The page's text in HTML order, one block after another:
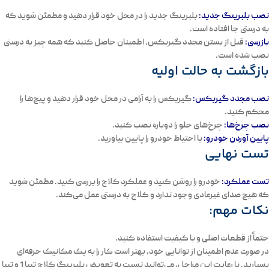
نصب بلبرینگ جدید:بلبرینگ جدید را در محل خود قرار دهید و مطمئن شوید که
به درستی جا افتاده است.
بازرسی: قبل از بستن مجدد گیربکس، اطمینان حاصل کنید که همه چیز به درستی
نصب شده است.
بازگشت به حالت اولیه
نصب مجدد گیربکس:گیربکس را به آرامی در محل خود قرار دهید و پیچ‌ها را
محکم کنید.
نصب چرخ‌ها: چرخ‌های جلو را دوباره نصب کنید.
پایین آوردن خودرو:با احتیاط خودرو را پایین بیاورید.
تست نهایی
تست عملکرد: خودرو را روشن کنید و عملکرد کلاچ را بررسی کنید. مطمئن شوید
که هیچ صدای غیرعادی وجود ندارد و کلاچ به درستی عمل می‌کند.
نکات مهم:
حتماً از قطعات اصلی و با کیفیت استفاده کنید.
در صورت عدم اطمینان از توانایی خود، بهتر است کار را به یک مکانیک حرفه‌ای